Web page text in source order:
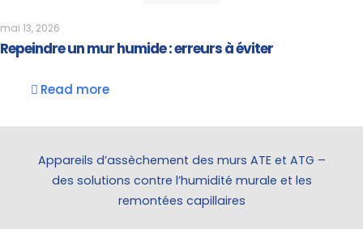
mai 13, 2026
Repeindre un mur humide : erreurs à éviter
Read more
Appareils d’assèchement des murs ATE et ATG –
des solutions contre l’humidité murale et les
remontées capillaires